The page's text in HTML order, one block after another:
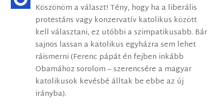
Köszönöm a választ! Tény, hogy ha a liberális
protestáns vagy konzervatív katolikus között
kell választani, ez utóbbi a szimpatikusabb. Bár
sajnos lassan a katolikus egyházra sem lehet
ráismerni (Ferenc pápát én fejben inkább
Obamához sorolom – szerencsére a magyar
katolikusok kevésbé álltak be ebbe az új
irányba).